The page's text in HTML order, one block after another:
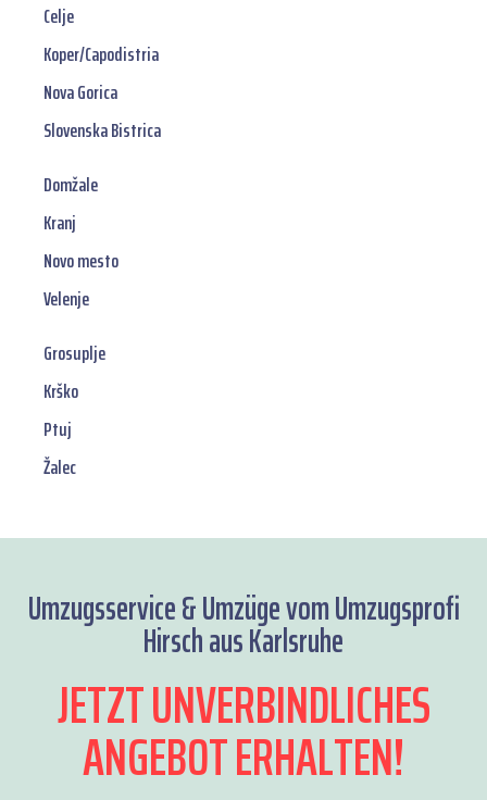
Celje
Koper/Capodistria
Nova Gorica
Slovenska Bistrica
Domžale
Kranj
Novo mesto
Velenje
Grosuplje
Krško
Ptuj
Žalec
Umzugsservice & Umzüge vom Umzugsprofi
Hirsch aus Karlsruhe
JETZT UNVERBINDLICHES
ANGEBOT ERHALTEN!